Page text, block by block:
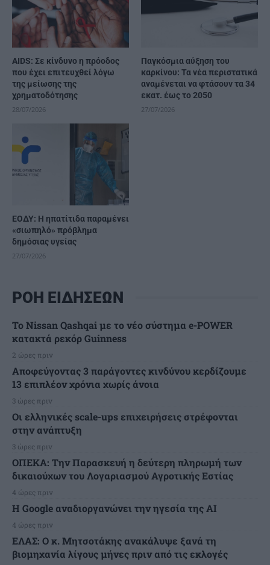
AIDS: Σε κίνδυνο η πρόοδος
που έχει επιτευχθεί λόγω
της μείωσης της
χρηματοδότησης
28/07/2026
Παγκόσμια αύξηση του
καρκίνου: Τα νέα περιστατικά
αναμένεται να φτάσουν τα 34
εκατ. έως το 2050
27/07/2026
ΕΟΔΥ: Η ηπατίτιδα παραμένει
«σιωπηλό» πρόβλημα
δημόσιας υγείας
27/07/2026
ΡΟΗ ΕΙΔΗΣΕΩΝ
Το Nissan Qashqai με το νέο σύστημα e-POWER
κατακτά ρεκόρ Guinness
2 ώρες πριν
Αποφεύγοντας 3 παράγοντες κινδύνου κερδίζουμε
13 επιπλέον χρόνια χωρίς άνοια
3 ώρες πριν
Οι ελληνικές scale-ups επιχειρήσεις στρέφονται
στην ανάπτυξη
3 ώρες πριν
ΟΠΕΚΑ: Την Παρασκευή η δεύτερη πληρωμή των
δικαιούχων του Λογαριασμού Αγροτικής Εστίας
4 ώρες πριν
H Google αναδιοργανώνει την ηγεσία της AI
4 ώρες πριν
ΕΛΑΣ: Ο κ. Μητσοτάκης ανακάλυψε ξανά τη
βιομηχανία λίγους μήνες πριν από τις εκλογές